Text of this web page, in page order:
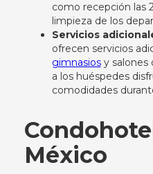
como recepción las
limpieza de los
Servicios
ofrecen servicios
gimnasiosy salones
a los huéspedes
comodidades
México